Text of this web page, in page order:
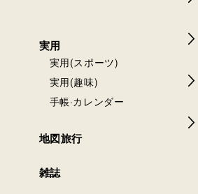
実用
実用(スポーツ)
実用(趣味)
手帳·カレンダー
地図旅行
雑誌